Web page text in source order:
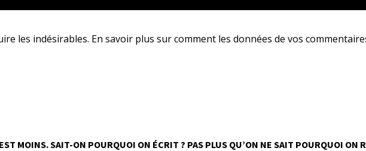
les indésirables. En savoir plus sur comment les données de vos
MOINS. SAIT-ON POURQUOI ON ÉCRIT ? PAS PLUS QU’ON NE SAIT POURQUOI ON